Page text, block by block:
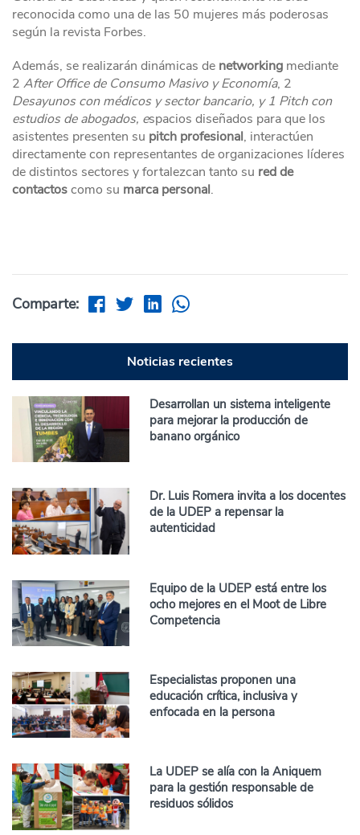
reconocida como una de las 50 mujeres más poderosas
según la revista Forbes.
Además, se realizarán dinámicas de networking mediante
2 After Office de Consumo Masivo y Economía, 2
Desayunos con médicos y sector bancario, y 1 Pitch con
estudiosde abogados, espacios diseñados para que los
asistentes presenten su pitch profesional, interactúen
directamente con representantes de organizaciones líderes
de distintos sectores y fortalezcan tanto su red de
contactoscomo su marca personal.
Comparte:
Noticias recientes
Desarrollan un sistema inteligente
para mejorar la producción de
banano orgánico
Dr. Luis Romera invita a los docentes
de la UDEP a repensar la
autenticidad
Equipo de la UDEP está entre los
ocho mejores en el Moot de Libre
Competencia
Especialistas proponen una
educación crítica, inclusiva y
enfocada en la persona
La UDEP se alía con la Aniquem
para la gestión responsable de
residuos sólidos